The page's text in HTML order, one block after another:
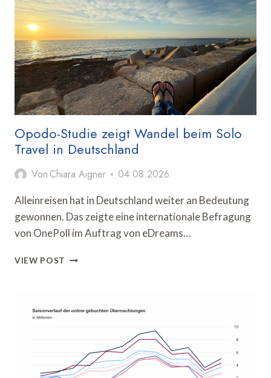
KARRIERECHANCEN
IN
DER
TOURISMUSBRANCHE
Opodo-Studie zeigt Wandel beim Solo
Travel in Deutschland
Von Chiara Aigner 04.08.2026
Alleinreisen hat in Deutschland weiter an Bedeutung
gewonnen. Das zeigte eine internationale Befragung
von OnePoll im Auftrag von eDreams…
VIEW POST OPODO-
BEIM
DEUTSCHLAND